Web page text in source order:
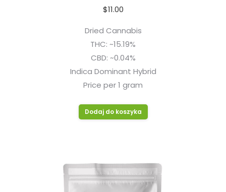
$11.00
Dried Cannabis
THC: ~15.19%
CBD: ~0.04%
Indica Dominant Hybrid
Price per 1 gram
Dodaj do koszyka